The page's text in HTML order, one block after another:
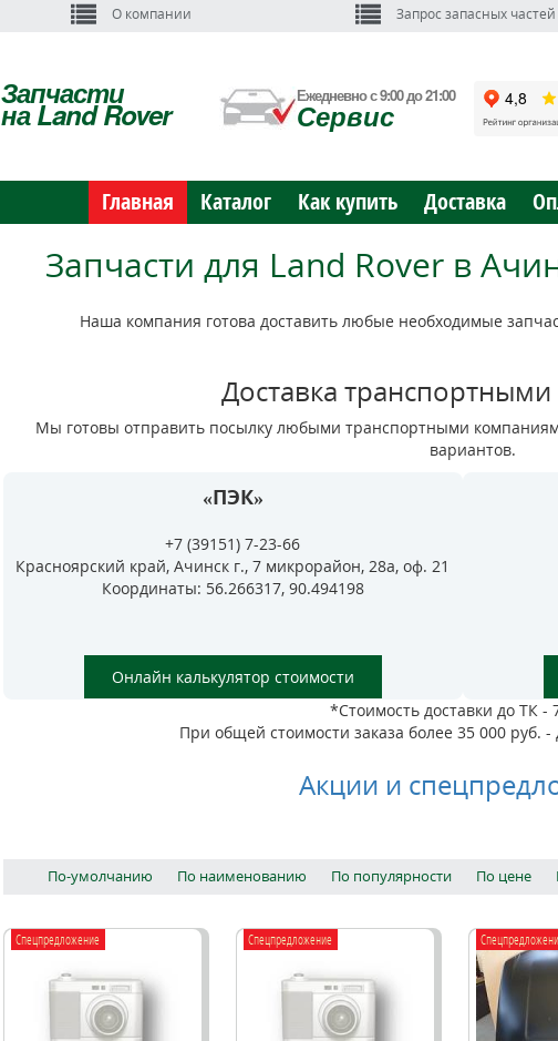
О компании Запрос запасных частей
Запчасти
на Land Rover
Ежедневно с 9:00 до 21:00
Сервис
Главная Каталог Как купить Доставка
Запчасти для Land Rover в
Наша компания готова доставить любые необходимые
Доставка
Мы готовы отправить посылку любыми транспортными
вариантов.
«ПЭК»
+7 (39151) 7-23-66
Красноярский край, Ачинск г., 7 микрорайон, 28а, оф. 21
Координаты: 56.266317, 90.494198
Онлайн калькулятор стоимости
*Стоимость доставки до ТК -
При общей стоимости заказа более 35 000 руб. -
Акции и
По-умолчанию По наименованию По популярности По цене
Спецпредложение Спецпредложение